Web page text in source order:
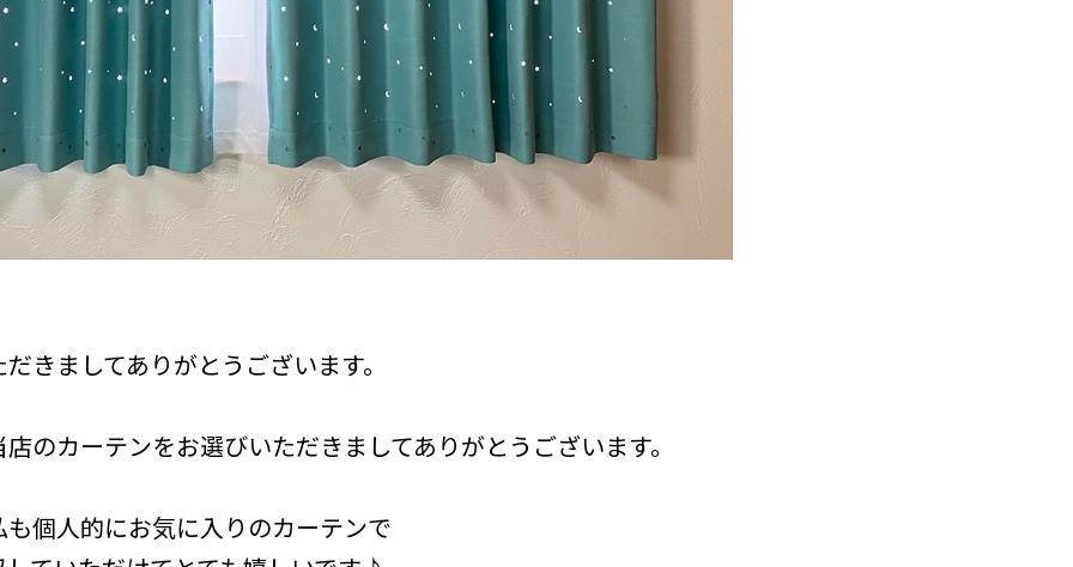
きましてありがとうございます。
のカーテンをお選びいただきましてありがとうございます。
個人的にお気に入りのカーテンで